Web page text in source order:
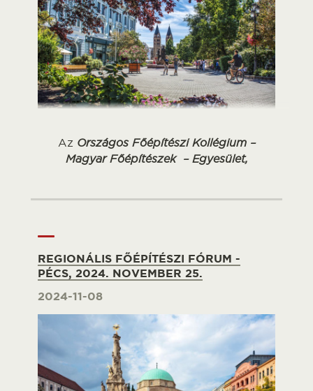
Az Országos Főépítészi Kollégium –
Magyar Főépítészek – Egyesület,
REGIONÁLIS FŐÉPÍTÉSZI FÓRUM -
PÉCS, 2024. NOVEMBER 25.
2024-11-08